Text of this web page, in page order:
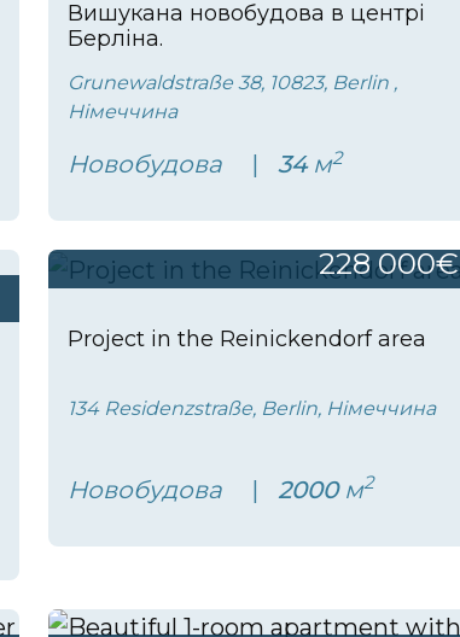
Вишукана новобудова в центрі
Берліна.
Grunewaldstraße 38, 10823, Berlin ,
Німеччина
Новобудова 34м2
228 000€
Project in the Reinickendorf area
134 Residenzstraße, Berlin, Німеччина
Новобудова 2000м2